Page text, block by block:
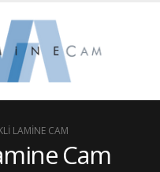
LAMINE CAM
Cam